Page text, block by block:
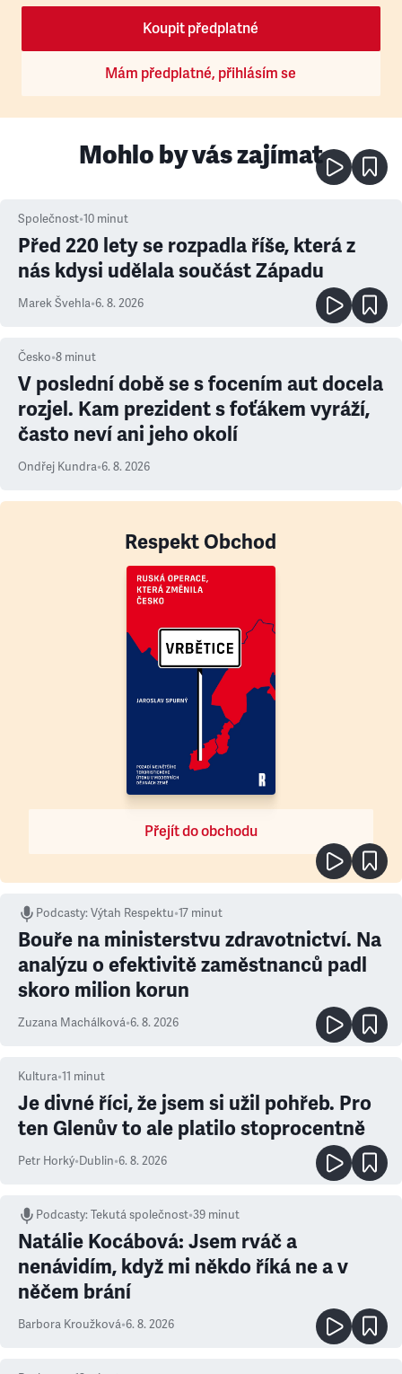
Koupit předplatné
Mám předplatné, přihlásím se
Mohlo by vás zajímat
Společnost•10 minut
Před 220 lety se rozpadla říše, která z
nás kdysi udělala součást Západu
Marek Švehla•6. 8. 2026
Česko•8 minut
V poslední době se s focením aut docela
rozjel. Kam prezident s foťákem vyráží,
často neví ani jeho okolí
Ondřej Kundra•6. 8. 2026
Respekt Obchod
Přejít do obchodu
Podcasty:Výtah Respektu•17 minut
Bouře na ministerstvu zdravotnictví. Na
analýzu o efektivitě zaměstnanců padl
skoro milion korun
Zuzana Machálková•6. 8. 2026
Kultura•11 minut
Je divné říci, že jsem si užil pohřeb. Pro
ten Glenův to ale platilo stoprocentně
Petr Horký•Dublin•6. 8. 2026
Podcasty:Tekutá společnost•39 minut
Natálie Kocábová: Jsem rváč a
nenávidím, když mi někdo říká ne a v
něčem brání
Barbora Kroužková•6. 8. 2026